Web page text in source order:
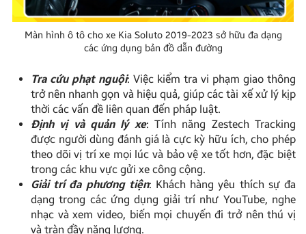
Màn hình ô tô cho xe Kia Soluto 2019-2023 sở hữu đa dạng
các ứng dụng bản đồ dẫn đường
Tra cứu phạt nguội: Việc kiểm tra vi phạm giao thông
trở nên nhanh gọn và hiệu quả, giúp các tài xế xử lý kịp
thời các vấn đề liên quan đến pháp luật.
Định vị và quản lý xe: Tính năng Zestech Tracking
được người dùng đánh giá là cực kỳ hữu ích, cho phép
theo dõi vị trí xe mọi lúc và bảo vệ xe tốt hơn, đặc biệt
trong các khu vực gửi xe công cộng.
Giải trí đa phương tiện: Khách hàng yêu thích sự đa
dạng trong các ứng dụng giải trí như YouTube, nghe
nhạc và xem video, biến mọi chuyến đi trở nên thú vị
và tràn đầy năng lượng.